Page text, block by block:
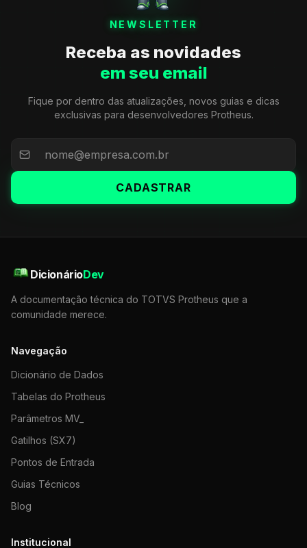
NEWSLETTER
Receba as novidades
em seu email
Fique por dentro das atualizações, novos guias e dicas
exclusivas para desenvolvedores Protheus.
CADASTRAR
DicionárioDev
A documentação técnica do TOTVS Protheus que a
comunidade merece.
Navegação
Dicionário de Dados
Tabelas do Protheus
Parâmetros MV_
Gatilhos (SX7)
Pontos de Entrada
Guias Técnicos
Blog
Institucional